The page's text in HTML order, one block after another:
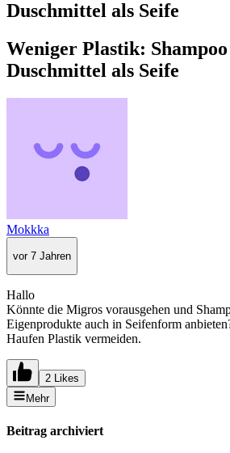
Duschmittel als Seife
Weniger Plastik:
Duschmittel als Seife
Mokkka
vor 7 Jahren
Hallo
Könnte die Migros vorausgehen und
Eigenprodukte auch in Seifenform
Haufen Plastik vermeiden.
2 Likes
Mehr
Beitrag archiviert